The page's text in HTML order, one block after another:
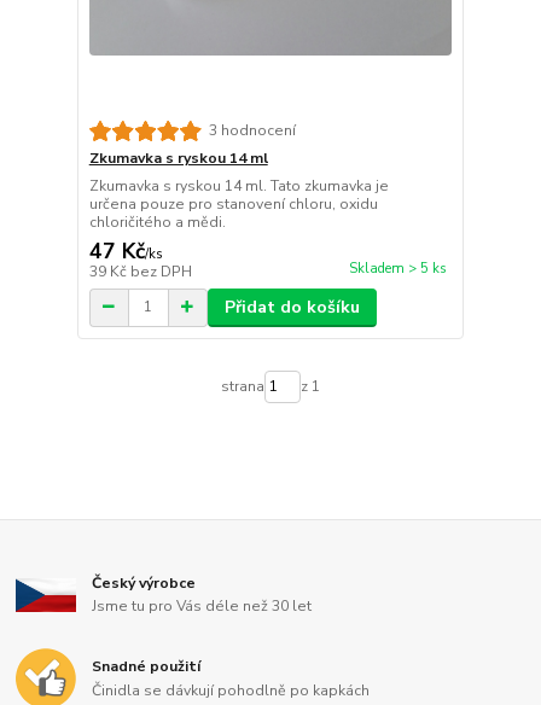
3 hodnocení
Zkumavka s ryskou 14 ml
Zkumavka s ryskou 14 ml. Tato zkumavka je
určena pouze pro stanovení chloru, oxidu
chloričitého a mědi.
47 Kč/ks
39 Kč bez DPH Skladem > 5 ks
Přidat do košíku
strana z 1
Český výrobce
Jsme tu pro Vás déle než 30 let
Snadné použití
Činidla se dávkují pohodlně po kapkách